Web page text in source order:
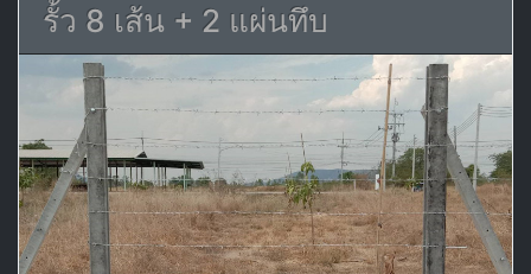
รั้ว 8 เส้น + 2 แผ่นทึบ